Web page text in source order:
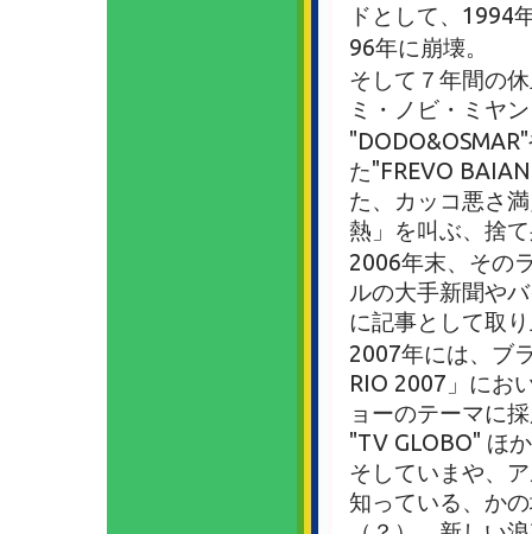
ドとして、1994
96年に崩壊。
そして７年間の
ミ・ノビ・ミヤ
た"FREVO
た、カッコ悪さ
熱」を叫ぶ、捨
2006年末、その
ルの大手新聞や
に記事として取
2007年には、ブ
RIO 2007」にお
ョーのテーマに
"TV GLOBO" ほ
そしていまや、
知っている、か